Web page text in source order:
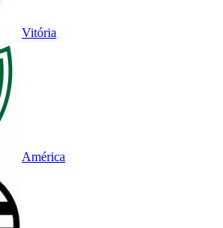
Vitória
América